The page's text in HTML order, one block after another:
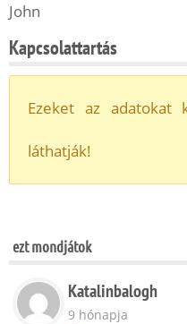
John
Kapcsolattartás
Ezeket az adatokat
láthatják!
ezt mondjátok
Katalinbalogh
9 hónapja